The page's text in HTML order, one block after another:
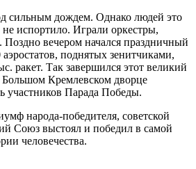
сильным дождем. Однако людей это
испортило. Играли оркестры,
Поздно вечером начался праздничный
поднятых зенитчиками,
ракет. Так завершился этот великий
Большом Кремлевском дворце
участников Парада Победы.
народа-победителя, советской
Союз выстоял и победил в самой
в истории человечества.